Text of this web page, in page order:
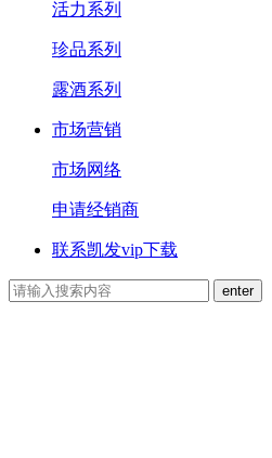
活力系列
珍品系列
露酒系列
市场营销
市场网络
申请经销商
联系凯发vip下载